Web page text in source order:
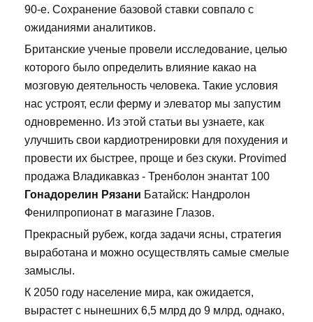
90-е. Сохранение базовой ставки совпало с
ожиданиями аналитиков.
Британские ученые провели исследование, целью
которого было определить влияние какао на
мозговую деятельность человека. Такие условия
нас устроят, если ферму и элеватор мы запустим
одновременно. Из этой статьи вы узнаете, как
улучшить свои кардиотренировки для похудения и
провести их быстрее, проще и без скуки. Provimed
продажа Владикавказ - Тренболон энантат 100
Гонадорелин Рязани Батайск: Нандролон
Фенилпропионат в магазине Глазов.
Прекрасный рубеж, когда задачи ясны, стратегия
выработана и можно осуществлять самые смелые
замыслы.
К 2050 году население мира, как ожидается,
вырастет с нынешних 6,5 млрд до 9 млрд, однако,